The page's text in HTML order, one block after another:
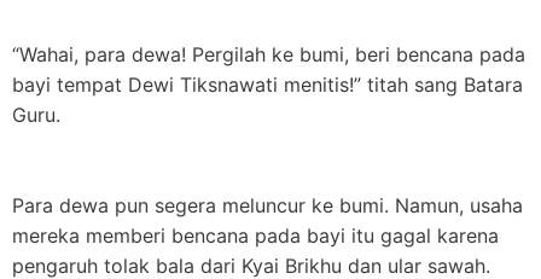
“Wahai, para dewa! Pergilah ke bumi, beri bencana pada
bayi tempat Dewi Tiksnawati menitis!” titah sang Batara
Guru.
Para dewa pun segera meluncur ke bumi. Namun, usaha
mereka memberi bencana pada bayi itu gagal karena
pengaruh tolak bala dari Kyai Brikhu dan ular sawah.